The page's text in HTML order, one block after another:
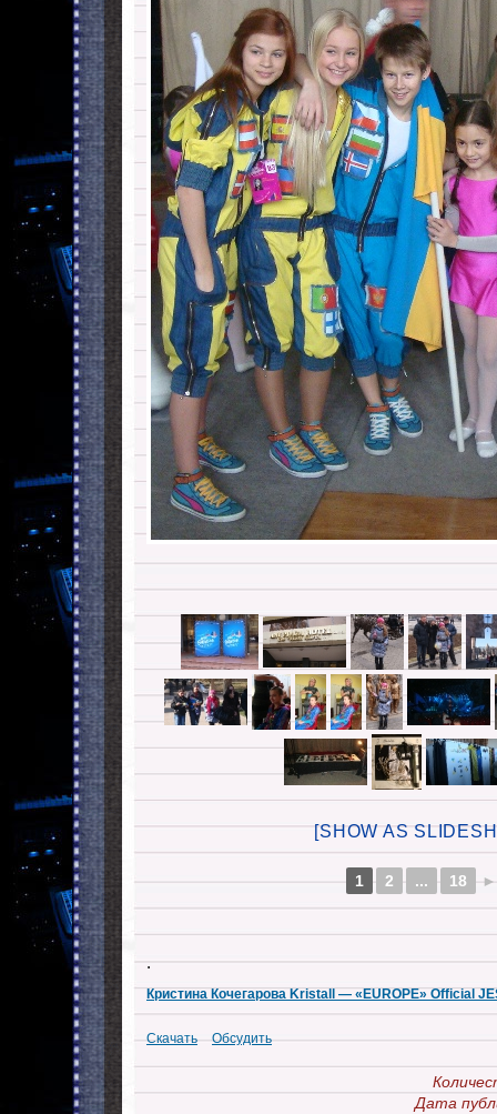
[SHOW AS
1 2 ... 18 ►
.
Кристина Кочегарова Kristall — «EUROPE» Official
Скачать Обсудить
Дата